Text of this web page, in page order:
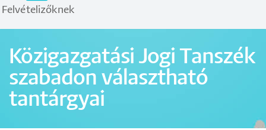
Felvételizőknek
Közigazgatási Jogi Tanszék
szabadon választható
tantárgyai